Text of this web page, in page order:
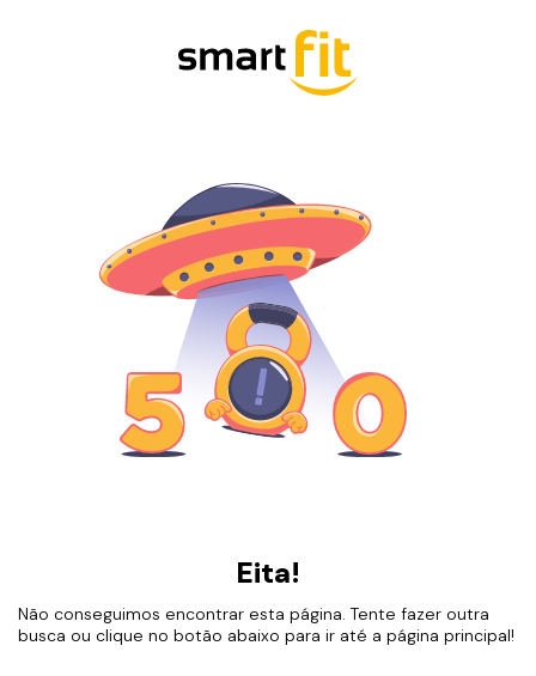
Eita!
Não conseguimos encontrar esta página. Tente fazer outra
busca ou clique no botão abaixo para ir até a página principal!